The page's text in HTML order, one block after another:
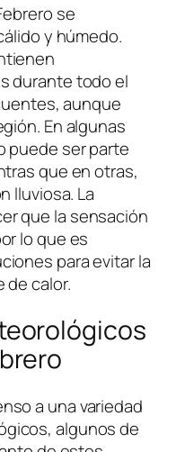
se
y húmedo.
durante todo el
aunque
En algunas
puede ser parte
que en otras,
lluviosa. La
que la sensación
lo que es
para evitar la
de calor.
a una variedad
algunos de